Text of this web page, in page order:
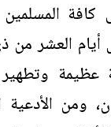
المسلمين
أيام العشر من
عظيمة
ومن